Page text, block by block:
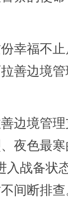
幸福不止
善边境
边境管理
夜色最
入战备状
间断排查